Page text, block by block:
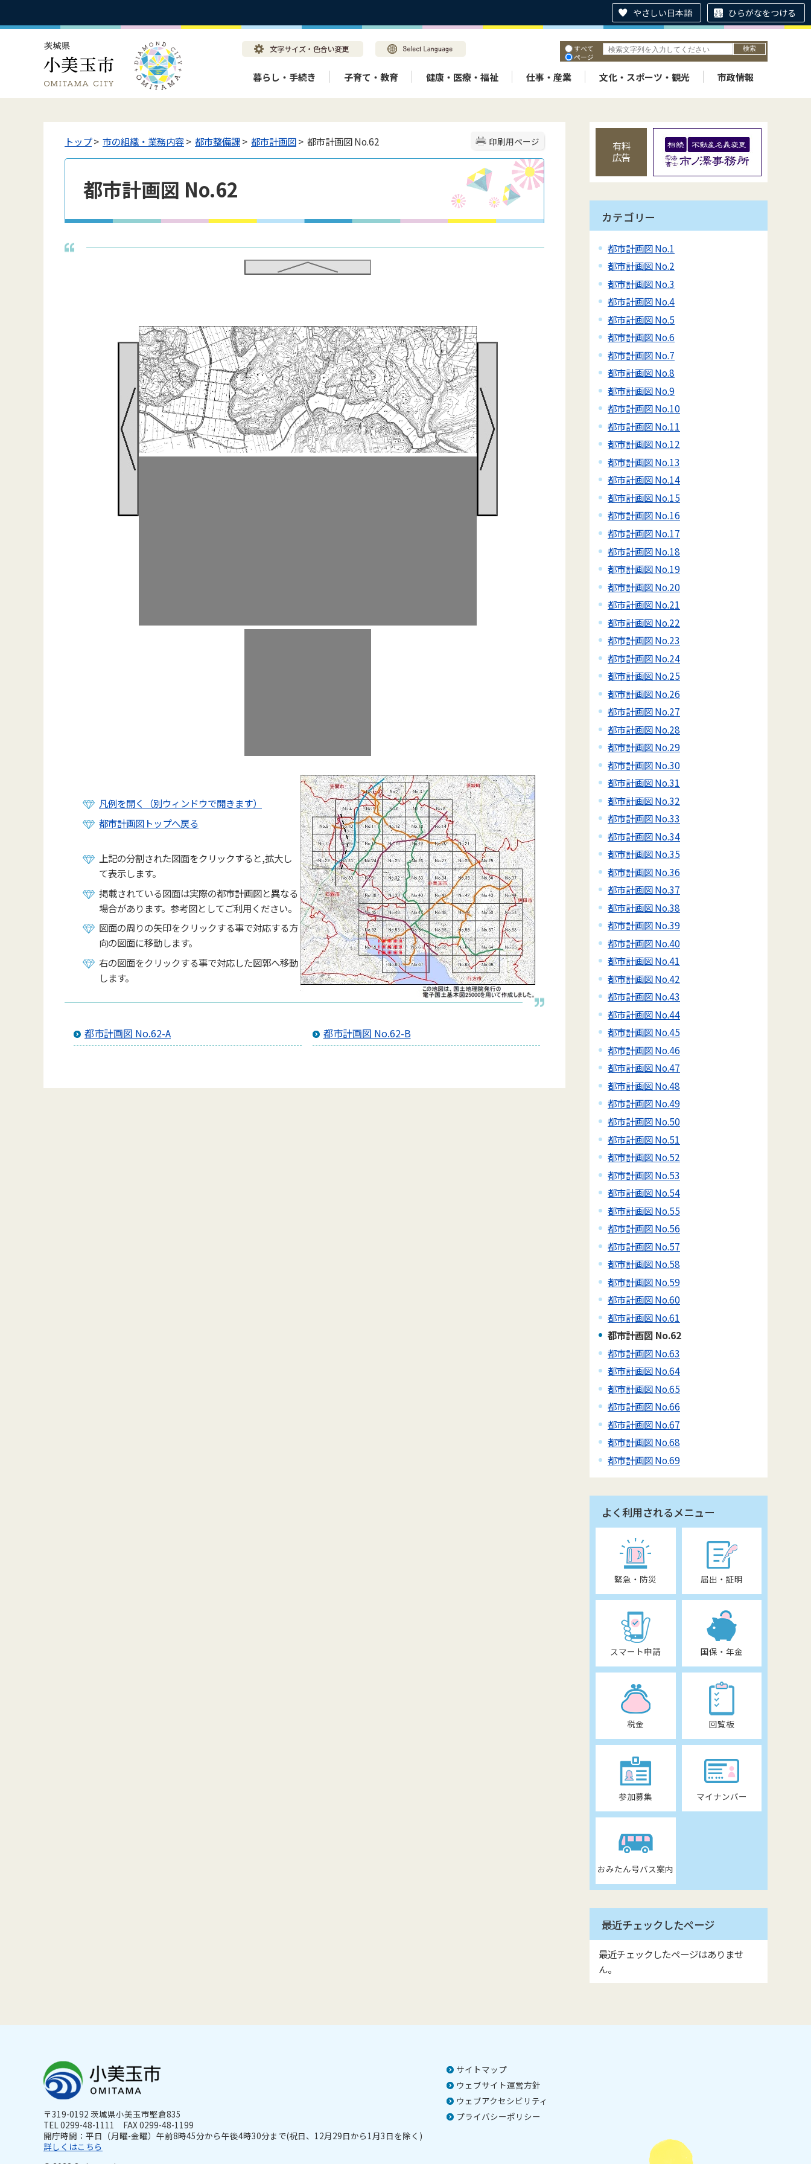
やさしい日本語 ひらがなをつける
すべて
ページ
暮らし・手続き 子育て・教育 健康・医療・福祉 仕事・産業 文化・スポーツ・観光 市政情報
印刷用ページ
トップ> 市の組織・業務内容> 都市整備課> 都市計画図> 都市計画図 No.62
都市計画図 No.62
凡例を開く（別ウィンドウで開きます）
都市計画図トップへ戻る
上記の分割された図面をクリックすると,拡大し
て表示します。
掲載されている図面は実際の都市計画図と異なる
場合があります。参考図としてご利用ください。
図面の周りの矢印をクリックする事で対応する方
向の図面に移動します。
右の図面をクリックする事で対応した図郭へ移動
します。
都市計画図 No.62-A 都市計画図 No.62-B
有料
広告
カテゴリー
都市計画図 No.1
都市計画図 No.2
都市計画図 No.3
都市計画図 No.4
都市計画図 No.5
都市計画図 No.6
都市計画図 No.7
都市計画図 No.8
都市計画図 No.9
都市計画図 No.10
都市計画図 No.11
都市計画図 No.12
都市計画図 No.13
都市計画図 No.14
都市計画図 No.15
都市計画図 No.16
都市計画図 No.17
都市計画図 No.18
都市計画図 No.19
都市計画図 No.20
都市計画図 No.21
都市計画図 No.22
都市計画図 No.23
都市計画図 No.24
都市計画図 No.25
都市計画図 No.26
都市計画図 No.27
都市計画図 No.28
都市計画図 No.29
都市計画図 No.30
都市計画図 No.31
都市計画図 No.32
都市計画図 No.33
都市計画図 No.34
都市計画図 No.35
都市計画図 No.36
都市計画図 No.37
都市計画図 No.38
都市計画図 No.39
都市計画図 No.40
都市計画図 No.41
都市計画図 No.42
都市計画図 No.43
都市計画図 No.44
都市計画図 No.45
都市計画図 No.46
都市計画図 No.47
都市計画図 No.48
都市計画図 No.49
都市計画図 No.50
都市計画図 No.51
都市計画図 No.52
都市計画図 No.53
都市計画図 No.54
都市計画図 No.55
都市計画図 No.56
都市計画図 No.57
都市計画図 No.58
都市計画図 No.59
都市計画図 No.60
都市計画図 No.61
都市計画図 No.62
都市計画図 No.63
都市計画図 No.64
都市計画図 No.65
都市計画図 No.66
都市計画図 No.67
都市計画図 No.68
都市計画図 No.69
よく利用されるメニュー
緊急・防災 届出・証明
スマート申請 国保・年金
税金 回覧板
参加募集 マイナンバー
おみたん号バス案内
最近チェックしたページ
最近チェックしたページはありませ
ん。
サイトマップ
ウェブサイト運営方針
ウェブアクセシビリティ
プライバシーポリシー
〒319-0192 茨城県小美玉市堅倉835
TEL 0299-48-1111 FAX 0299-48-1199
開庁時間：平日（月曜-金曜）午前8時45分から午後4時30分まで(祝日、12月29日から1月3日を除く)
詳しくはこちら